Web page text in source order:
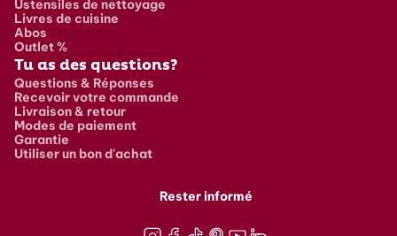
Ustensiles de nettoyage
Livres de cuisine
Abos
Outlet %
Tu as des questions?
Questions & Réponses
Recevoir votre commande
Livraison & retour
Modes de paiement
Garantie
Utiliser un bon d'achat
Rester informé